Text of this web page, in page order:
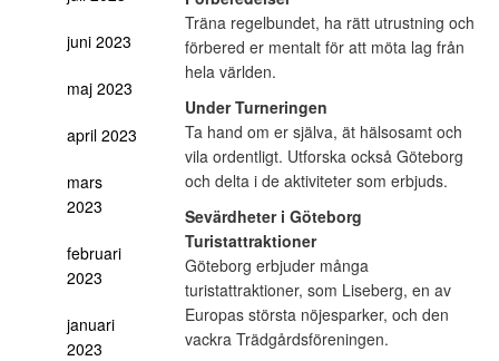
juni 2023
maj 2023
april 2023
mars
2023
februari
2023
januari
2023
Träna regelbundet, ha rätt utrustning och
förbered er mentalt för att möta lag från
hela världen.
Under Turneringen
Ta hand om er själva, ät hälsosamt och
vila ordentligt. Utforska också Göteborg
och delta i de aktiviteter som erbjuds.
Sevärdheter i Göteborg
Turistattraktioner
Göteborg erbjuder många
turistattraktioner, som Liseberg, en av
Europas största nöjesparker, och den
vackra Trädgårdsföreningen.